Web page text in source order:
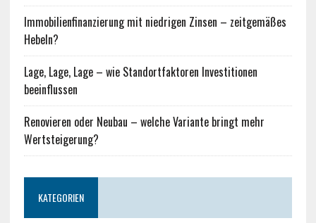
Immobilienfinanzierung mit niedrigen Zinsen – zeitgemäßes
Hebeln?
Lage, Lage, Lage – wie Standortfaktoren Investitionen
beeinflussen
Renovieren oder Neubau – welche Variante bringt mehr
Wertsteigerung?
KATEGORIEN